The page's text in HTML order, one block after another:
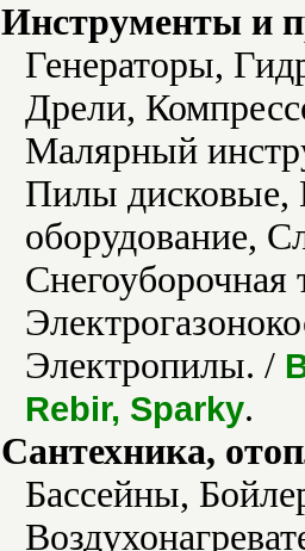
Инструменты и
Генераторы,
Дрели,
Малярный
Пилы дисковые,
оборудование,
Снегоуборочная
Электропилы. /
Rebir, Sparky.
Сантехника,
Бассейны,